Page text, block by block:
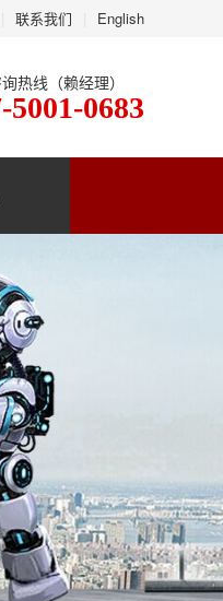
联系我们 English
热线（赖经理）
5001-0683